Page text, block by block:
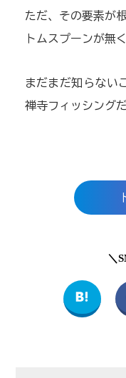
ただ、その要素が
トムスプーンが無
まだまだ知らない
禅寺フィッシングだ
＼